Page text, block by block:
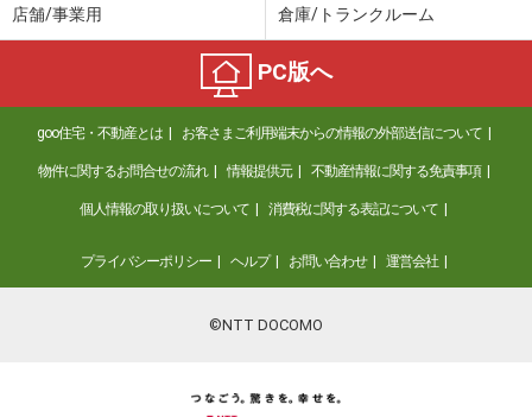
1,779万円
住 所
福岡県福岡市中央区小笹３
専有面積 56.22m²
間取り
2LDK
福岡県福岡市中央区大手門２
価 格
2,665万円
住 所
福岡県福岡市中央区大手門２
66m²
福岡県福岡市中央区大手門２
店舗/事業用 倉庫/トランクルーム
PC版へ
goo住宅・不動産とは お客さまご利用端末からの情報の外部送信について
物件に関するお問合せの流れ 情報提供元 不動産情報に関する免責事項
個人情報の取り扱いについて 消費税に関する表記について
プライバシーポリシー ヘルプ お問い合わせ 運営会社
©NTT DOCOMO